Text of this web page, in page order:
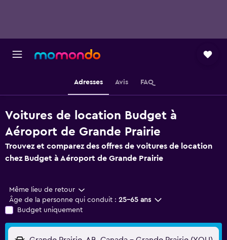
Adresses Avis FAQ
Voitures de location Budget à
Aéroport de Grande Prairie
Trouvez et comparez des offres de voitures de location
chez Budget à Aéroport de Grande Prairie
Même lieu de retour
Âge de la personne qui conduit : 25-65 ans
Budget uniquement